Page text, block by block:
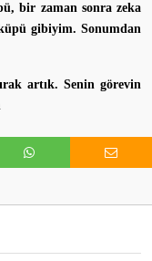
bir zaman sonra zeka
gibiyim. Sonumdan
artık. Senin görevin